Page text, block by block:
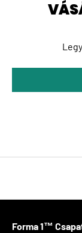
Forma 1™